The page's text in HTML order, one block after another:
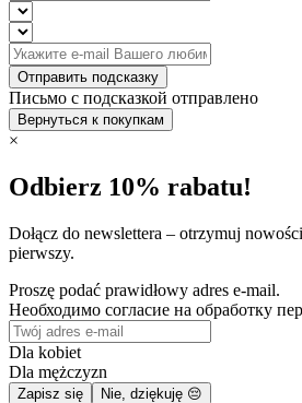
Отправить подсказку
Письмо с подсказкой отправлено
Вернуться к покупкам
×
Odbierz 10% rabatu!
Dołącz do newslettera – otrzymuj
pierwszy.
Proszę podać prawidłowy adres e-mail.
Необходимо согласие на обработку
Dla kobiet
Dla mężczyzn
Zapisz się Nie, dziękuję 😔